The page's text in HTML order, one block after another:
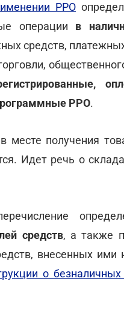
РРО
операции в
средств,
РРО.
месте получения
Идет речь о
средств, а также
внесенных ими
о